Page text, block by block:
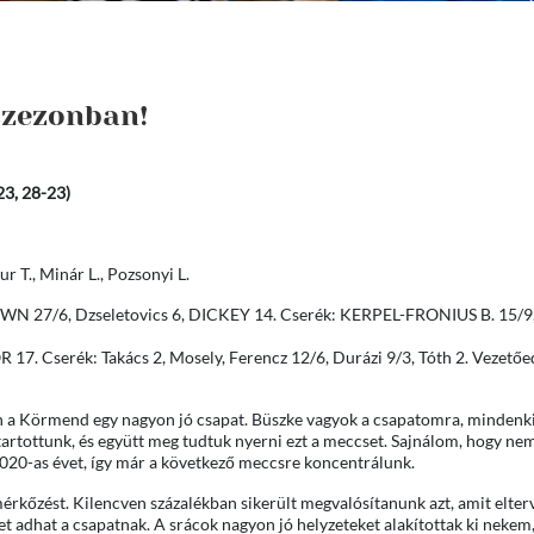
28-23)
T., Minár L., Pozsonyi L.
27/6, Dzseletovics 6, DICKEY 14. Cserék: KERPEL-FRONIUS B. 15/
Cserék: Takács 2, Mosely, Ferencz 12/6, Durázi 9/3, Tóth 2.
Körmend egy nagyon jó csapat. Büszke vagyok a csapatomra,
és együtt meg tudtuk nyerni ezt a meccset. Sajnálom, hogy
as évet, így már a következő meccsre koncentrálunk.
Kilencven százalékban sikerült megvalósítanunk azt, amit
a csapatnak. A srácok nagyon jó helyzeteket alakítottak ki